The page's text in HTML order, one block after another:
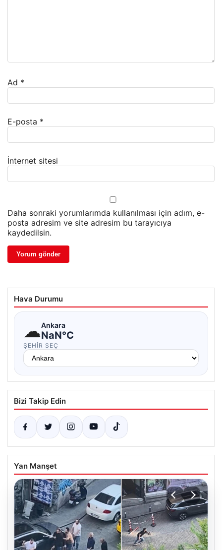
Ad *
E-posta *
İnternet sitesi
Daha sonraki yorumlarımda kullanılması için adım, e-
posta adresim ve site adresim bu tarayıcıya
kaydedilsin.
Hava Durumu
☁Ankara
NaN°C
ŞEHIR SEÇ
Bizi Takip Edin
Yan Manşet